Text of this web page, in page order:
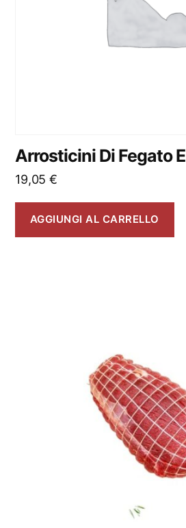
Arrosticini Di Fegato
19,05 €
AGGIUNGI AL CARRELLO